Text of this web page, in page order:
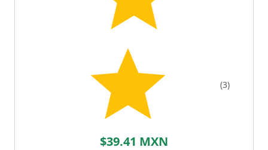
(3)
$39.41 MXN